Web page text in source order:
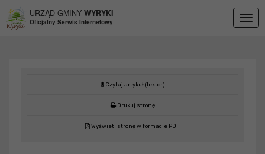
URZĄD GMINY WYRYKI
Oficjalny Serwis Internetowy
Czytaj artykuł (lektor)
Drukuj stronę
Wyświetl stronę w formacie PDF